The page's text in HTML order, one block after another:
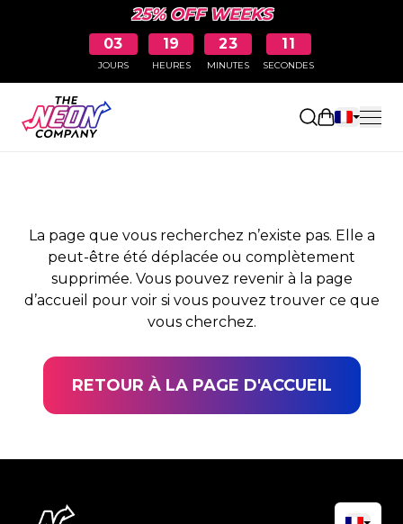
25% OFF WEEKS
03
JOURS
19
HEURES
23
MINUTES
11
SECONDES
Ouvrir le
PAGE NON TROUVÉE
La page que vous recherchez n’existe pas. Elle a
peut-être été déplacée ou complètement
supprimée. Vous pouvez revenir à la page
d’accueil pour voir si vous pouvez trouver ce que
vous cherchez.
RETOUR À LA PAGE D'ACCUEIL